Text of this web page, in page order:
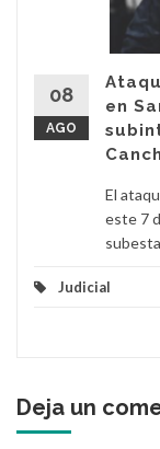
08
AGO
en
El
este 7
Judicial
Deja un